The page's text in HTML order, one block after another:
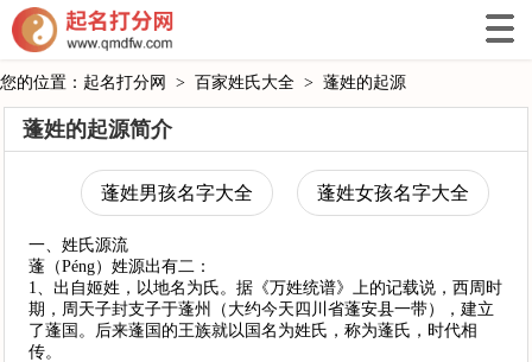
您的位置： 起名打分网 > 百家姓氏大全 > 蓬姓的起源
蓬姓的起源简介
蓬姓男孩名字大全 蓬姓女孩名字大全
一、姓氏源流
蓬（Péng）姓源出有二：
1、出自姬姓，以地名为氏。据《万姓统谱》上的记载说，西周时
期，周天子封支子于蓬州（大约今天四川省蓬安县一带），建立
了蓬国。后来蓬国的王族就以国名为姓氏，称为蓬氏，时代相
传。